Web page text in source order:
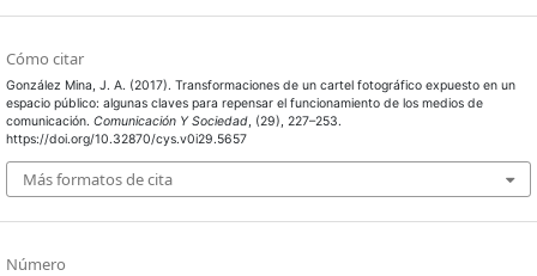
Cómo citar
González Mina, J. A. (2017). Transformaciones de un cartel fotográfico expuesto en un
espacio público: algunas claves para repensar el funcionamiento de los medios de
comunicación. Comunicación Y Sociedad, (29), 227–253.
https://doi.org/10.32870/cys.v0i29.5657
Más formatos de cita
Número